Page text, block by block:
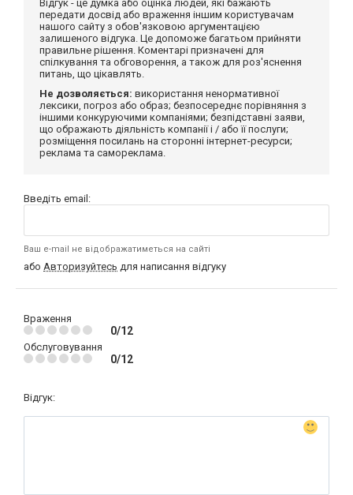
Відгук - це думка або оцінка людей, які бажають
передати досвід або враження іншим користувачам
нашого сайту з обов'язковою аргументацією
залишеного відгука. Це допоможе багатьом прийняти
правильне рішення. Коментарі призначені для
спілкування та обговорення, а також для роз'яснення
питань, що цікавлять.
Не дозволяється: використання ненормативної
лексики, погроз або образ; безпосереднє порівняння з
іншими конкуруючими компаніями; безпідставні заяви,
що ображають діяльність компанії і / або її послуги;
розміщення посилань на сторонні інтернет-ресурси;
реклама та самореклама.
Введіть email:
Ваш e-mail не відображатиметься на сайті
або Авторизуйтесь для написання відгуку
Враження
0/12
Обслуговування
0/12
Відгук: